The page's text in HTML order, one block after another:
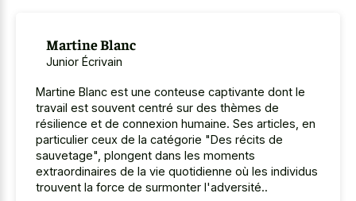
Martine Blanc
Junior Écrivain
Martine Blanc est une conteuse captivante dont le
travail est souvent centré sur des thèmes de
résilience et de connexion humaine. Ses articles, en
particulier ceux de la catégorie "Des récits de
sauvetage", plongent dans les moments
extraordinaires de la vie quotidienne où les individus
trouvent la force de surmonter l'adversité..